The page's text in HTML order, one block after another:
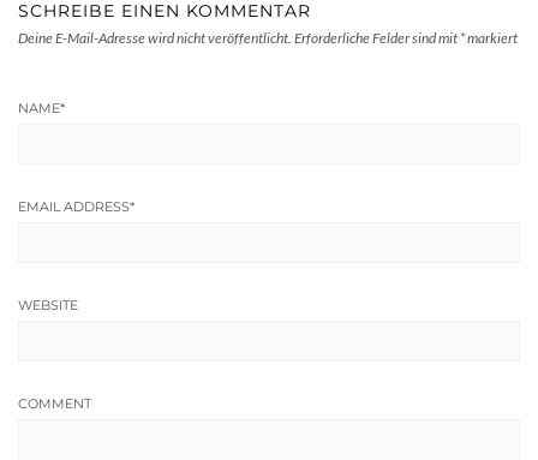
SCHREIBE EINEN KOMMENTAR
Deine E-Mail-Adresse wird nicht veröffentlicht. Erforderliche Felder sind mit *markiert
NAME*
EMAIL ADDRESS*
WEBSITE
COMMENT